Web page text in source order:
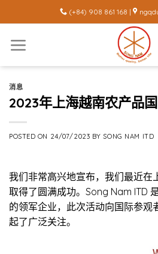
to
content
(+84) 908 861 168 |
消息
2023年上海越南农产品
POSTED ON 24/07/2023 BYSONG NAM ITD
我们非常高兴地宣布，我们最近在
取得了圆满成功。Song Nam ITD
的领军企业，此次活动向国际参观
起了广泛关注。